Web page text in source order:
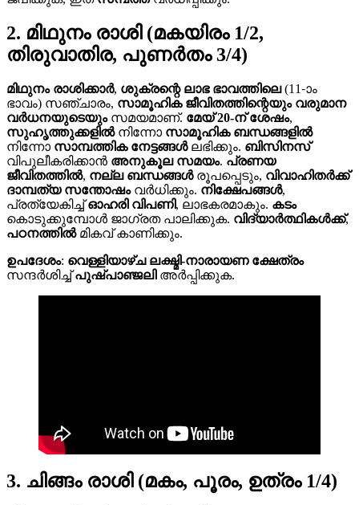
2. മിഥുനം രാശി (മകയിരം 1/2,
തിരുവാതിര, പുണർതം 3/4)
മിഥുനം രാശിക്കാർ, ശുക്രന്റെ ലാഭ ഭാവത്തിലെ(11-ാം
ഭാവം) സഞ്ചാരം, സാമൂഹിക ജീവിതത്തിന്റെയും വരുമാന
വർധനയുടെയുംസമയമാണ്. മേയ് 20-ന് ശേഷം,
സുഹൃത്തുക്കളിൽനിന്നോ സാമൂഹിക ബന്ധങ്ങളിൽ
നിന്നോ സാമ്പത്തിക നേട്ടങ്ങൾലഭിക്കും. ബിസിനസ്
വിപുലീകരിക്കാൻ അനുകൂല സമയം. പ്രണയ
ജീവിതത്തിൽ, നല്ല ബന്ധങ്ങൾരൂപപ്പെടും, വിവാഹിതർക്ക്
ദാമ്പത്യ സന്തോഷംവർധിക്കും. നിക്ഷേപങ്ങൾ,
പ്രത്യേകിച്ച്ഓഹരി വിപണി, ലാഭകരമാകും. കടം
കൊടുക്കുമ്പോൾ ജാഗ്രത പാലിക്കുക. വിദ്യാർത്ഥികൾക്ക്,
പഠനത്തിൽമികവ് കാണിക്കും.
ഉപദേശം: വെള്ളിയാഴ്ച ലക്ഷ്മി-നാരായണ ക്ഷേത്രം
സന്ദർശിച്ച്പുഷ്പാഞ്ജലിഅർപ്പിക്കുക.
3. ചിങ്ങം രാശി (മകം, പൂരം, ഉത്രം 1/4)